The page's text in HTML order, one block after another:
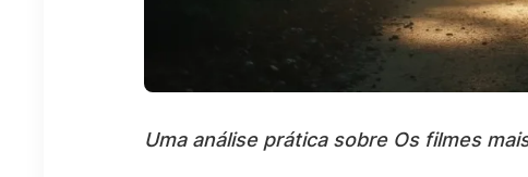
Uma análise prática sobre Os filmes